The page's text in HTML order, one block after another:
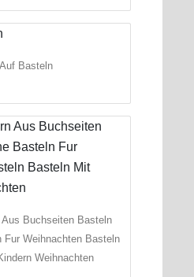
Basteln
Buchseiten Basteln
Fur Weihnachten Basteln
Weihnachten